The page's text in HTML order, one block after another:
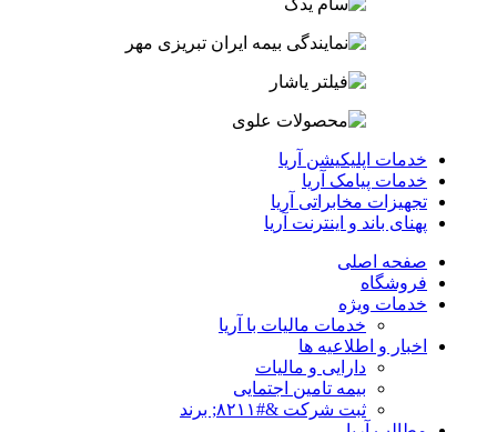
خدمات اپلیکیشن آریا
خدمات پیامک آریا
تجهیزات مخابراتی آریا
پهنای باند و اینترنت آریا
صفحه اصلی
فروشگاه
خدمات ویژه
خدمات مالیات با آریا
اخبار و اطلاعیه ها
دارایی و مالیات
بیمه تامین اجتمایی
ثبت شرکت &#۸۲۱۱; برند